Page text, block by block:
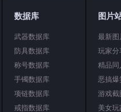
数据库
武器数据库
防具数据库
称号数据库
手镯数据库
项链数据库
戒指数据库
图片
最新图
玩家分
精品同
恶搞爆
游戏截
美女玩